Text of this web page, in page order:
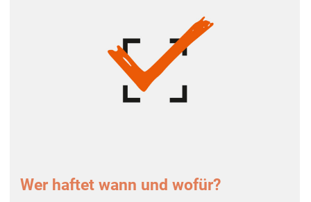
Wer haftet wann und wofür?